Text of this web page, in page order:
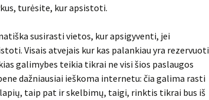
turėsite, kur apsistoti.
susirasti vietos, kur apsigyventi, jei
Visais atvejais kur kas palankiau yra rezervuoti
galimybes teikia tikrai ne visi šios paslaugos
dažniausiai ieškoma internetu: čia galima rasti
taip pat ir skelbimų, taigi, rinktis tikrai bus iš